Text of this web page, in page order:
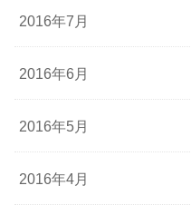
2016年7月
2016年6月
2016年5月
2016年4月